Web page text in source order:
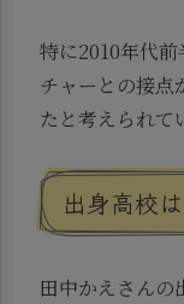
特に2010年代
チャーとの接点
たと考えられて
出身高校
田中かえさんの